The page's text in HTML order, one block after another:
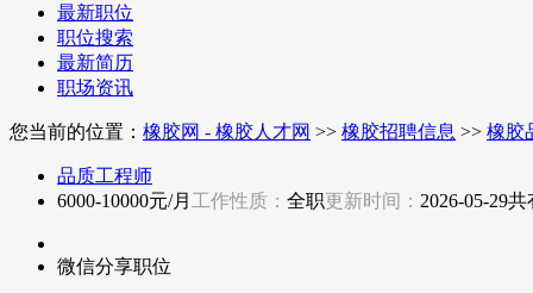
最新职位
职位搜索
最新简历
职场资讯
您当前的位置： 橡胶网 - 橡胶人才网 >> 橡胶招聘信息 >> 橡胶
品质工程师
6000-10000元/月 工作性质： 全职更新时间： 2026-05-29共
微信分享职位